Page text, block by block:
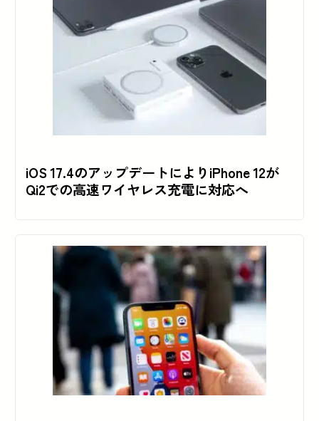
iOS 17.4のアップデートによりiPhone 12が
Qi2での高速ワイヤレス充電に対応へ